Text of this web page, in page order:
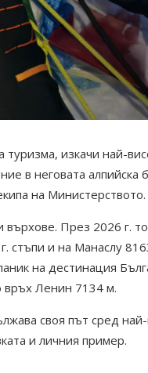
изкачи най-
в неговата алпийска
на Министерството.
През 2026 г.
стъпи и на Манаслу
на дестинация
връх Ленин 7134 м.
своя път сред
и личния пример.